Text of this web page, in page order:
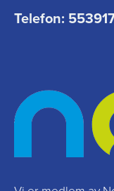
Telefon: